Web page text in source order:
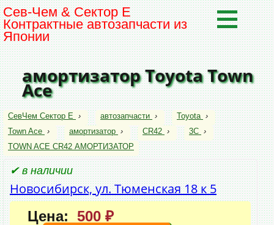
Сев-Чем & Сектор Е
Контрактные автозапчасти из
Японии
амортизатор Toyota Town
Ace
СевЧем Сектор Е › автозапчасти › Toyota ›
Town Ace › амортизатор › CR42 › 3C ›
TOWN ACE CR42 АМОРТИЗАТОР
✔ в наличии
Новосибирск, ул. Тюменская 18 к 5
Цена: 500 ₽